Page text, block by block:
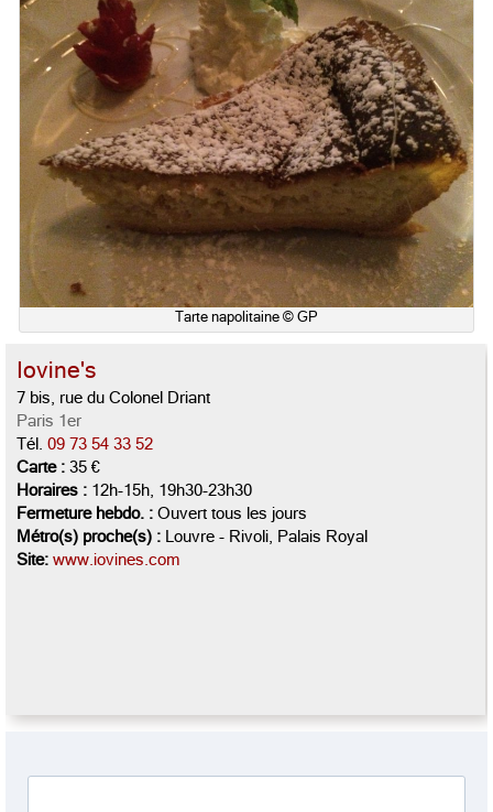
Tarte napolitaine © GP
Iovine's
7 bis, rue du Colonel Driant
Paris 1er
Tél. 09 73 54 33 52
Carte : 35 €
Horaires : 12h-15h, 19h30-23h30
Fermeture hebdo. : Ouvert tous les jours
Métro(s) proche(s) : Louvre - Rivoli, Palais Royal
Site: www.iovines.com